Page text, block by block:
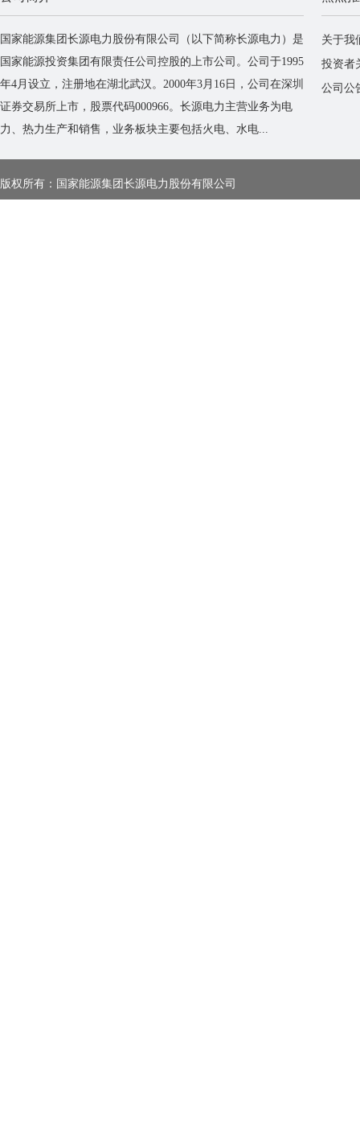
国家能源集团长源电力股份有限公司（以下简称长源电力）是
国家能源投资集团有限责任公司控股的上市公司。公司于1995
年4月设立，注册地在湖北武汉。2000年3月16日，公司在深圳
证券交易所上市，股票代码000966。长源电力主营业务为电
力、热力生产和销售，业务板块主要包括火电、水电...
关于我
投资者
公司公
版权所有：国家能源集团长源电力股份有限公司